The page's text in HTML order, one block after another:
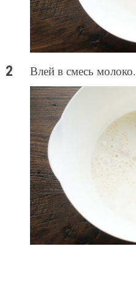
Влей в смесь молоко.